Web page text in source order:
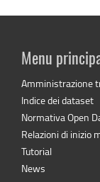
Menu
Amministrazione
Indice dei dataset
Normativa Open
Relazioni di inizio
Tutorial
News